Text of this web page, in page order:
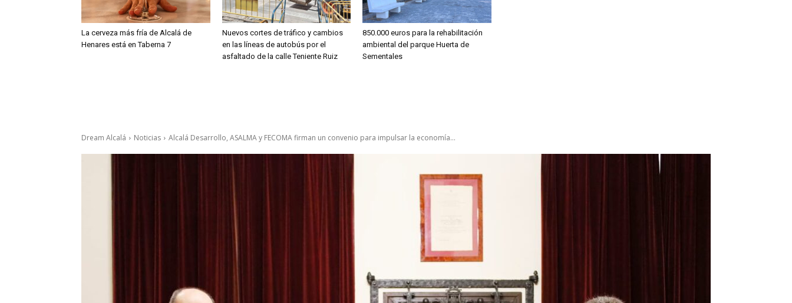
La cerveza más fría de Alcalá de
Henares está en Taberna 7
Nuevos cortes de tráfico y cambios
en las líneas de autobús por el
asfaltado de la calle Teniente Ruiz
850.000 euros para la rehabilitación
ambiental del parque Huerta de
Sementales